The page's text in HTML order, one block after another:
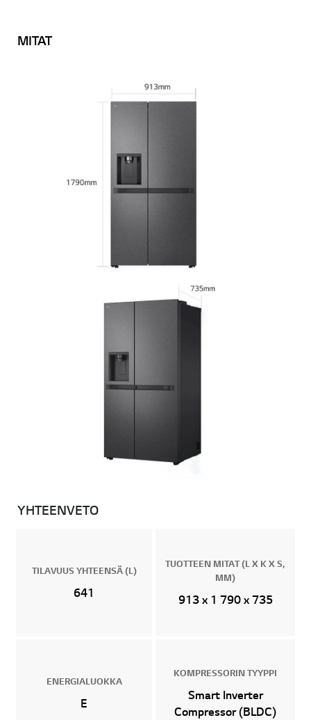
MITAT
YHTEENVETO
TILAVUUS YHTEENSÄ (L)
641
TUOTTEEN MITAT (L X K X S,
MM)
913 x 1 790 x 735
ENERGIALUOKKA
E
KOMPRESSORIN TYYPPI
Smart Inverter
Compressor (BLDC)